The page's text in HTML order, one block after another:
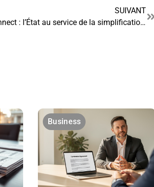
SUIVANT
FranceConnect : l’État au service de la simplification de vos démarches en ligne
Business